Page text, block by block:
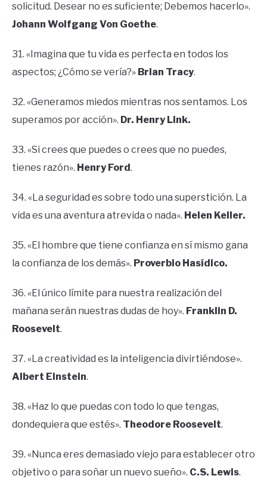
solicitud. Desear no es suficiente; Debemos hacerlo».
Johann Wolfgang Von Goethe.
31. «Imagina que tu vida es perfecta en todos los
aspectos; ¿Cómo se vería?» Brian Tracy.
32. «Generamos miedos mientras nos sentamos. Los
superamos por acción». Dr. Henry Link.
33. «Si crees que puedes o crees que no puedes,
tienes razón». Henry Ford.
34. «La seguridad es sobre todo una superstición. La
vida es una aventura atrevida o nada». Helen Keller.
35. «El hombre que tiene confianza en sí mismo gana
la confianza de los demás». Proverbio Hasídico.
36. «El único límite para nuestra realización del
mañana serán nuestras dudas de hoy». Franklin D.
Roosevelt.
37. «La creatividad es la inteligencia divirtiéndose».
Albert Einstein.
38. «Haz lo que puedas con todo lo que tengas,
dondequiera que estés». Theodore Roosevelt.
39. «Nunca eres demasiado viejo para establecer otro
objetivo o para soñar un nuevo sueño». C.S. Lewis.